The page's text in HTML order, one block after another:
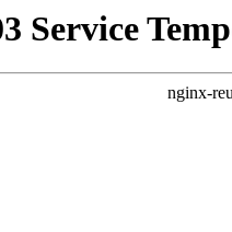
Service
nginx-